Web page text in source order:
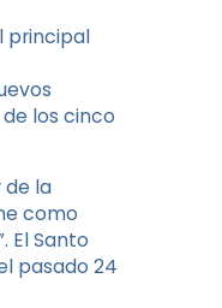
principal
los cinco
de la
como
El Santo
pasado 24